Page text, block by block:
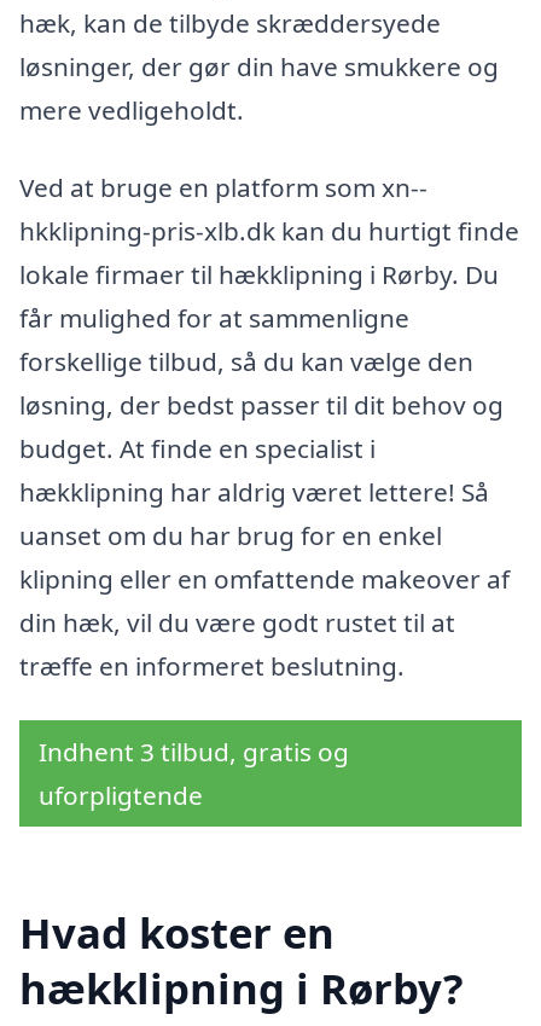
hæk, kan de tilbyde skræddersyede
løsninger, der gør din have smukkere og
mere vedligeholdt.
Ved at bruge en platform som xn--
hkklipning-pris-xlb.dk kan du hurtigt finde
lokale firmaer til hækklipning i Rørby. Du
får mulighed for at sammenligne
forskellige tilbud, så du kan vælge den
løsning, der bedst passer til dit behov og
budget. At finde en specialist i
hækklipning har aldrig været lettere! Så
uanset om du har brug for en enkel
klipning eller en omfattende makeover af
din hæk, vil du være godt rustet til at
træffe en informeret beslutning.
Indhent 3 tilbud, gratis og
uforpligtende
Hvad koster en
hækklipning i Rørby?